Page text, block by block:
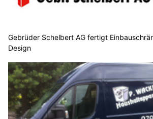
Gebrüder Schelbert AG fertigt
Design